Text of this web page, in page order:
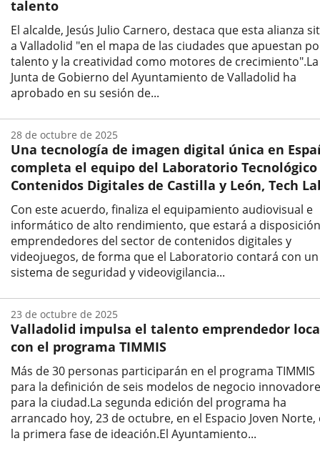
talento
El alcalde, Jesús Julio Carnero, destaca que esta alianza
a Valladolid "en el mapa de las ciudades que apuestan
talento y la creatividad como motores de crecimiento".La
Junta de Gobierno del Ayuntamiento de Valladolid ha
aprobado en su sesión de...
la
noticia
Una tecnología de imagen digital única en
completa el equipo del Laboratorio Tecnológico
Contenidos Digitales de Castilla y León, Tech
Con este acuerdo, finaliza el equipamiento audiovisual e
informático de alto rendimiento, que estará a
emprendedores del sector de contenidos digitales y
videojuegos, de forma que el Laboratorio contará con un
sistema de seguridad y videovigilancia...
la
noticia
28 de octubre de 2025
Valladolid impulsa el talento emprendedor
con el programa TIMMIS
Más de 30 personas participarán en el programa TIMMIS
para la definición de seis modelos de negocio
para la ciudad.La segunda edición del programa ha
arrancado hoy, 23 de octubre, en el Espacio Joven Norte,
la primera fase de ideación.El Ayuntamiento...
23 de octubre de 2025